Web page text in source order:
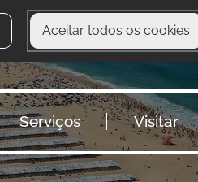
Aceitar todos os cookies
Serviços Visitar